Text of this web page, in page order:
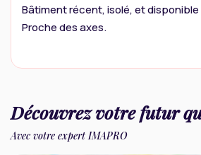
Bâtiment récent, isolé, et
Proche des axes.
Découvrez votre futur
Avec votre expert IMAPRO